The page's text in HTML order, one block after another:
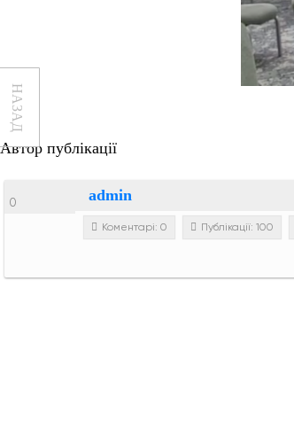
НАЗАД
Автор публікації
admin
0
Коментарі: 0 Публікації: 100